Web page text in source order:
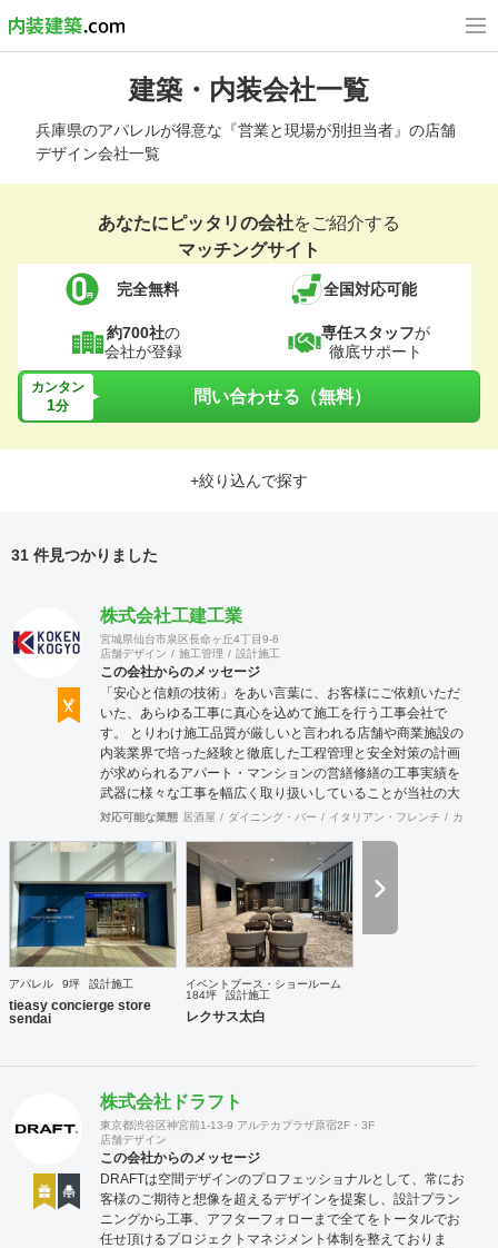
建築・内装会社一覧
兵庫県のアパレルが得意な『営業と現場が別担当者』の店舗
デザイン会社一覧
あなたにピッタリの会社をご紹介する
マッチングサイト
完全無料 全国対応可能
約700社の
会社が登録
専任スタッフが
徹底サポート
カンタン
1分 問い合わせる（無料）
+絞り込んで探す
31 件見つかりました
株式会社工建工業
宮城県仙台市泉区長命ヶ丘4丁目9-6
店舗デザイン
施工管理 設計施工
この会社からのメッセージ
「安心と信頼の技術」をあい言葉に、お客様にご依頼いただ
いた、あらゆる工事に真心を込めて施工を行う工事会社で
す。 とりわけ施工品質が厳しいと言われる店舗や商業施設の
内装業界で培った経験と徹底した工程管理と安全対策の計画
が求められるアパート・マンションの営繕修繕の工事実績を
武器に様々な工事を幅広く取り扱いしていることが当社の大
きな特徴です。
対応可能な業態 居酒屋 ダイニング・バー イタリアン・フレンチ カフェ
アパレル 9坪 設計施工
tieasy concierge store
sendai
イベントブース・ショールーム
184坪
設計施工
レクサス太白
株式会社ドラフト
東京都渋谷区神宮前1-13-9 アルテカプラザ原宿2F・3F
店舗デザイン
この会社からのメッセージ
DRAFTは空間デザインのプロフェッショナルとして、常にお
客様のご期待と想像を超えるデザインを提案し、設計プラン
ニングから工事、アフターフォローまで全てをトータルでお
任せ頂けるプロジェクトマネジメント体制を整えておりま